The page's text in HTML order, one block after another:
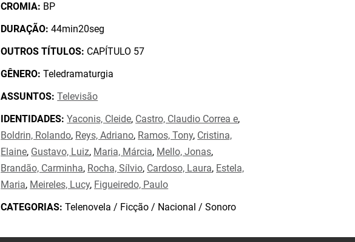
CROMIA: BP
DURAÇÃO: 44min20seg
OUTROS TÍTULOS: CAPÍTULO 57
GÊNERO: Teledramaturgia
ASSUNTOS: Televisão
IDENTIDADES: Yaconis, Cleide, Castro, Claudio Correa e,
Boldrin, Rolando, Reys, Adriano, Ramos, Tony, Cristina,
Elaine, Gustavo, Luiz, Maria, Márcia, Mello, Jonas,
Brandão, Carminha, Rocha, Sílvio, Cardoso, Laura, Estela,
Maria, Meireles, Lucy, Figueiredo, Paulo
CATEGORIAS: Telenovela / Ficção / Nacional / Sonoro